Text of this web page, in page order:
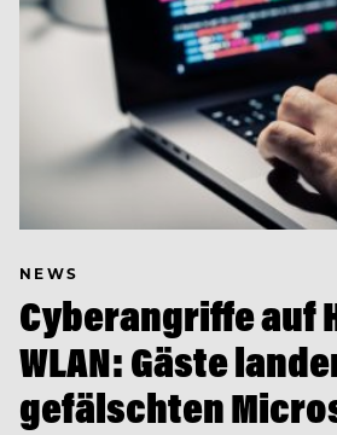
NEWS
Cyberangriffe auf
WLAN: Gäste
gefälschten